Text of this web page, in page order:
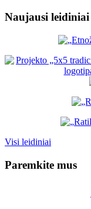
Naujausi leidiniai
Visi leidiniai
Paremkite mus